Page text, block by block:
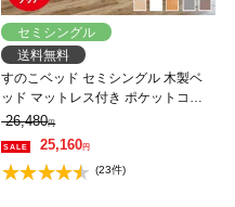
セミシングル
送料無料
すのこベッド セミシングル 木製ベ
ッド マットレス付き ポケットコイ
ルマットレス ふつう 組立簡単 ヘッ
ドレス 一人暮らし 北欧 低ホルムア
ルデヒド バノン【AR】
26,480円
25,160円
(23件)